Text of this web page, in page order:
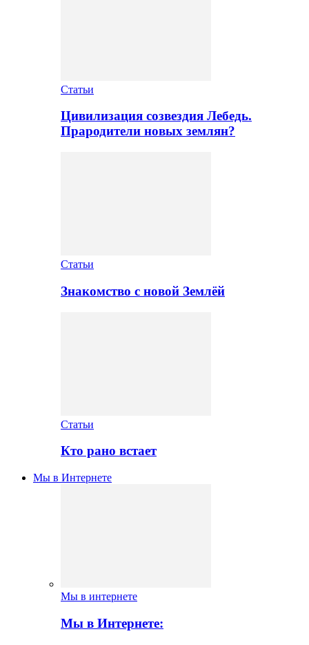
Статьи
Цивилизация созвездия Лебедь.
Прародители новых землян?
Статьи
Знакомство с новой Землёй
Статьи
Кто рано встает
Мы в Интернете
Мы в интернете
Мы в Интернете: